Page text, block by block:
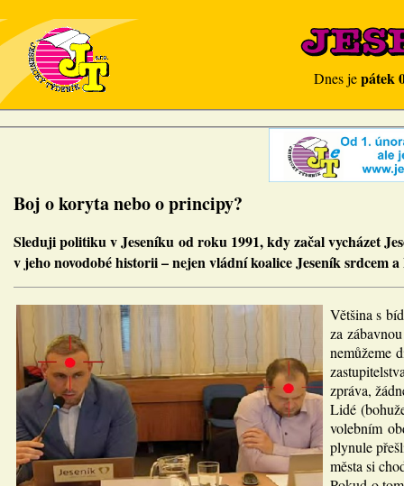
Dnes jepátek
Boj o koryta nebo o principy?
Sleduji politiku v Jeseníku od roku 1991, kdy začal vycházet
v jeho novodobé historii – nejen vládní koalice Jeseník srdcem
Většina s
za
nemůžeme
zpráva,
Lidé
volebním
plynule
města si